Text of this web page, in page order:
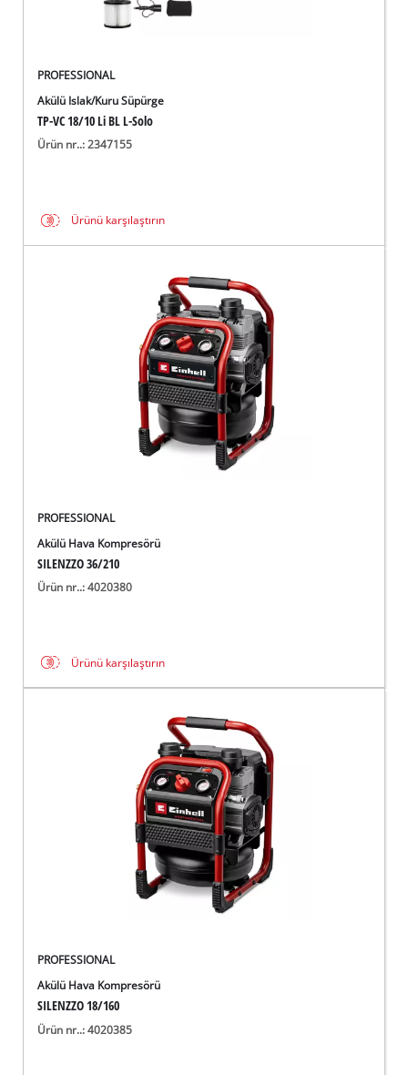
PROFESSIONAL
Akülü Islak/Kuru Süpürge
TP-VC 18/10 Li BL L-Solo
Ürün nr..: 2347155
Ürünü karşılaştırın
PROFESSIONAL
Akülü Hava Kompresörü
SILENZZO 36/210
Ürün nr..: 4020380
Ürünü karşılaştırın
PROFESSIONAL
Akülü Hava Kompresörü
SILENZZO 18/160
Ürün nr..: 4020385